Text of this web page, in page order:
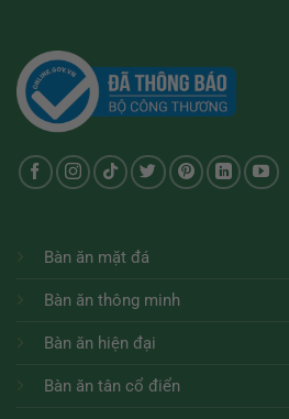
Bàn ăn mặt đá
Bàn ăn thông minh
Bàn ăn hiện đại
Bàn ăn tân cổ điển